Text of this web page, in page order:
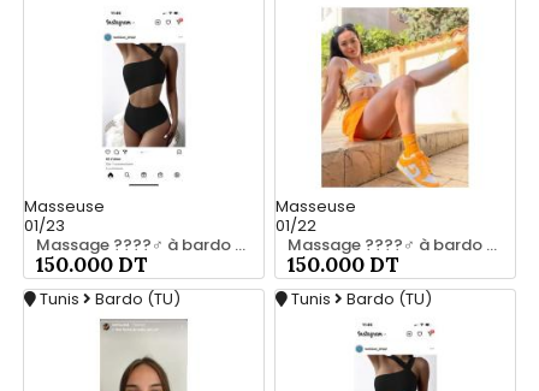
Masseuse
01/23
Massage ????‍♂️ à bardo srd 55066248
150.000 DT
Masseuse
01/22
Massage ????‍♂️ à bardo srd 20466285
150.000 DT
Tunis Bardo (TU) Tunis Bardo (TU)